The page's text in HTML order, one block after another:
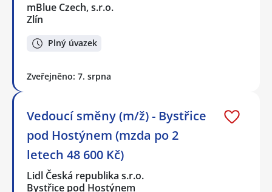
mBlue Czech, s.r.o.
Zlín
Plný úvazek
Zveřejněno: 7. srpna
Vedoucí směny (m/ž) - Bystřice
pod Hostýnem (mzda po 2
letech 48 600 Kč)
Lidl Česká republika s.r.o.
Bystřice pod Hostýnem